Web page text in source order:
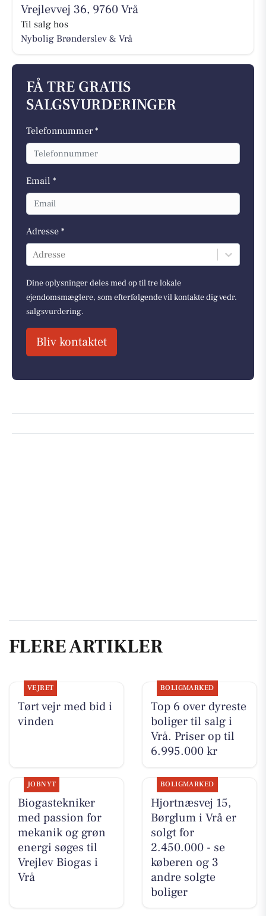
Vrejlevvej 36, 9760 Vrå
Til salg hos
Nybolig Brønderslev & Vrå
FÅ TRE GRATIS
SALGSVURDERINGER
Telefonnummer *
Email *
Adresse *
Adresse
Dine oplysninger deles med op til tre lokale
ejendomsmæglere, som efterfølgende vil kontakte dig vedr.
salgsvurdering.
Bliv kontaktet
FLERE ARTIKLER
VEJRET
Tørt vejr med bid i
vinden
BOLIGMARKED
Top 6 over dyreste
boliger til salg i
Vrå. Priser op til
6.995.000 kr
JOBNYT
Biogastekniker
med passion for
mekanik og grøn
energi søges til
Vrejlev Biogas i
Vrå
BOLIGMARKED
Hjortnæsvej 15,
Børglum i Vrå er
solgt for
2.450.000 - se
køberen og 3
andre solgte
boliger